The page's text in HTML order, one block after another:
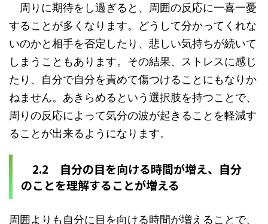
周りに期待をし過ぎると、周囲の反応に一喜一憂
することが多くなります。どうして分かってくれな
いのかと相手を否定したり、悲しい気持ちが続いて
しまうこともあります。その結果、ストレスに感じ
たり、自分で自分を責めて傷つけることにもなりか
ねません。あきらめるという選択肢を持つことで、
周りの反応によって気分の波が起きることを軽減す
ることが出来るようになります。
2.2 自分の目を向ける時間が増え、自分
のことを理解することが増える
周囲よりも自分に目を向ける時間が増えることで、